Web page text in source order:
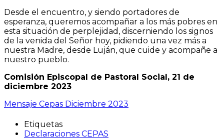
Desde el encuentro, y siendo portadores de
esperanza, queremos acompañar a los más pobres en
esta situación de perplejidad, discerniendo los signos
de la venida del Señor hoy, pidiendo una vez más a
nuestra Madre, desde Luján, que cuide y acompañe a
nuestro pueblo.
Comisión Episcopal de Pastoral Social, 21 de
diciembre 2023
Mensaje Cepas Diciembre 2023
Etiquetas
Declaraciones CEPAS